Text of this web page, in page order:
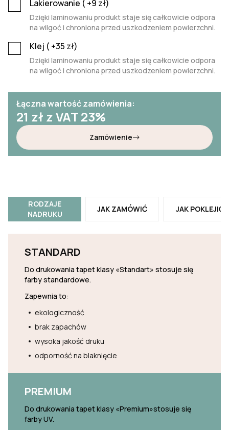
Lakierowanie ( +9 zł)
Dzięki laminowaniu produkt staje się całkowicie odpora
na wilgoć i chroniona przed uszkodzeniem powierzchni.
Klej ( +35 zł)
Dzięki laminowaniu produkt staje się całkowicie odpora
na wilgoć i chroniona przed uszkodzeniem powierzchni.
Łączna wartość zamówienia:
21 zł z VAT 23%
Zamówienie
RODZAJE
NADRUKU
JAK ZAMÓWIĆ JAK POKLEJIĆ
STANDARD
Do drukowania tapet klasy «Standart» stosuje się
farby standardowe.
Zapewnia to:
ekologiczność
brak zapachów
wysoka jakość druku
odporność na blaknięcie
PREMIUM
Do drukowania tapet klasy «Premium»stosuje się
farby UV.